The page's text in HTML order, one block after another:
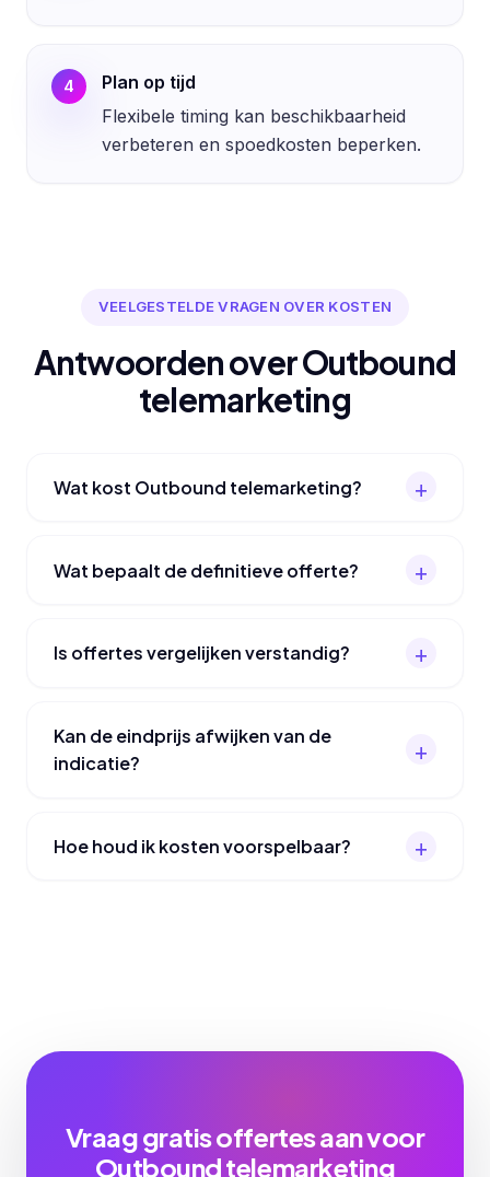
4
Plan op tijd
Flexibele timing kan beschikbaarheid
verbeteren en spoedkosten beperken.
VEELGESTELDE VRAGEN OVER KOSTEN
Antwoorden over Outbound
telemarketing
Wat kost Outbound telemarketing?
Wat bepaalt de definitieve offerte?
Is offertes vergelijken verstandig?
Kan de eindprijs afwijken van de
indicatie?
Hoe houd ik kosten voorspelbaar?
Vraag gratis offertes aan voor
Outbound telemarketing